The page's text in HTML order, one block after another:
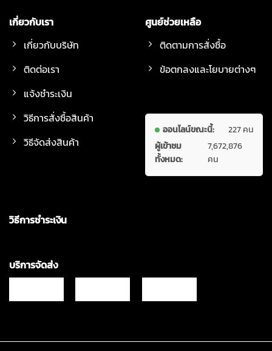
เกี่ยวกับเรา
เกี่ยวกับบริษัท
ติดต่อเรา
แจ้งชำระเงิน
วิธีการสั่งซื้อสินค้า
วิธีจัดส่งสินค้า
ศูนย์ช่วยเหลือ
ติดตามการสั่งซื้อ
ข้อตกลงและโยบายต่างๆ
ออนไลน์ขณะนี้:
227 คน
ผู้เข้าชม
ทั้งหมด:
7,672,876
คน
วิธีการชำระเงิน
บริการจัดส่ง